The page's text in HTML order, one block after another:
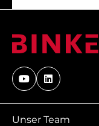
Unser Team